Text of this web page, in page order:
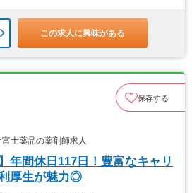
この求人に興味がある
保存する
士薬品の薬剤師求人
年間休日117日！豊富なキャリ
厚生が魅力◎